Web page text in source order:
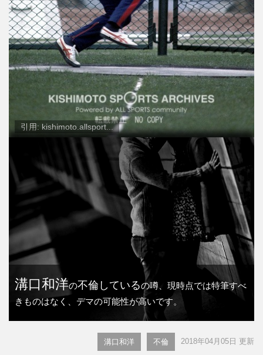
引用: kishimoto.allsport...
溝口和洋の不倫しているの噂、現時点では特筆すべ
きものはなく、デマの可能性が高いです。
溝口和洋 不倫 2018年04月05日 更新